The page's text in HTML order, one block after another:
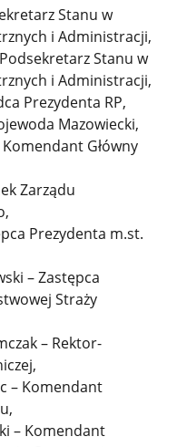
Stanu w
i Administracji,
Stanu w
i Administracji,
Prezydenta RP,
Mazowiecki,
Główny
Zarządu
Prezydenta m.st.
– Zastępca
Straży
– Rektor-
– Komendant
– Komendant